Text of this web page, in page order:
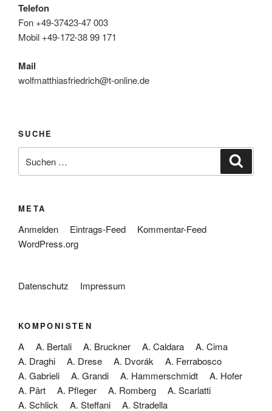
Telefon
Fon +49-37423-47 003
Mobil +49-172-38 99 171
Mail
wolfmatthiasfriedrich@t-online.de
SUCHE
nach:
META
Anmelden Eintrags-Feed
Kommentar-Feed
WordPress.org
Datenschutz Impressum
KOMPONISTEN
A A. Bertali A. Bruckner A. Caldara
A. Cima
A. Draghi
A. Drese A. Dvorák
A. Ferrabosco
A. Gabrieli
A. Grandi A. Hammerschmidt
A. Hofer
A. Pärt
A. Pfleger A. Romberg
A. Scarlatti
A. Schlick
A. Steffani A. Stradella